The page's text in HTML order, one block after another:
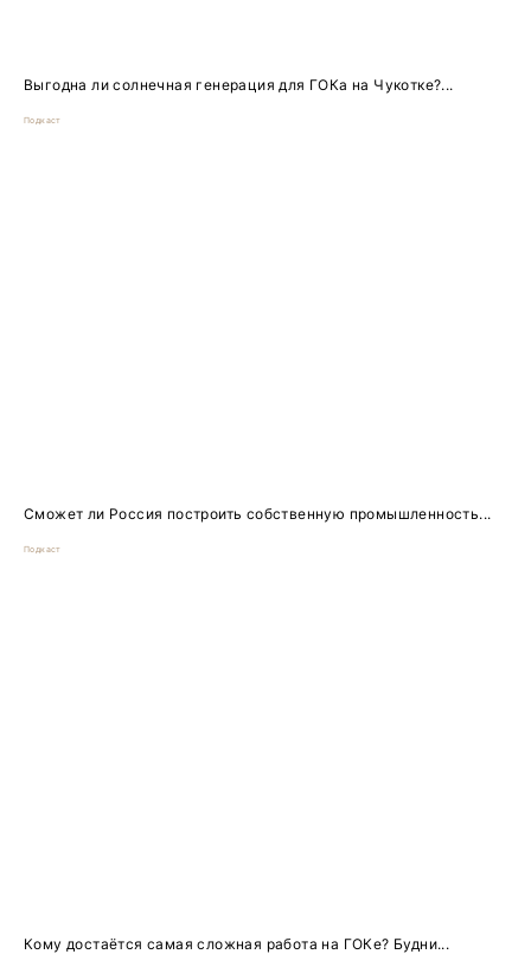
Выгодна ли солнечная генерация для ГОКа на Чукотке?...
Подкаст
Сможет ли Россия построить собственную промышленность...
Подкаст
Кому достаётся самая сложная работа на ГОКе? Будни...